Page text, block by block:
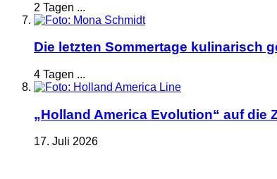
2 Tagen ...
Die letzten Sommertage kulinarisch
4 Tagen ...
„Holland America Evolution“ auf die
17. Juli 2026